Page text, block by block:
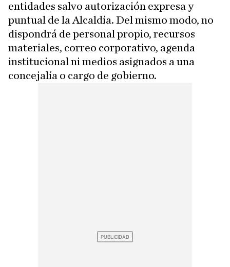
entidades salvo autorización expresa y
puntual de la Alcaldía. Del mismo modo, no
dispondrá de personal propio, recursos
materiales, correo corporativo, agenda
institucional ni medios asignados a una
concejalía o cargo de gobierno.